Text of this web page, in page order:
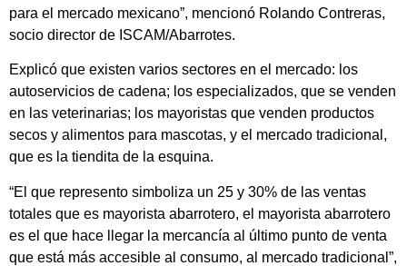
para el mercado mexicano”, mencionó Rolando Contreras,
socio director de ISCAM/Abarrotes.
Explicó que existen varios sectores en el mercado: los
autoservicios de cadena; los especializados, que se venden
en las veterinarias; los mayoristas que venden productos
secos y alimentos para mascotas, y el mercado tradicional,
que es la tiendita de la esquina.
“El que represento simboliza un 25 y 30% de las ventas
totales que es mayorista abarrotero, el mayorista abarrotero
es el que hace llegar la mercancía al último punto de venta
que está más accesible al consumo, al mercado tradicional”,